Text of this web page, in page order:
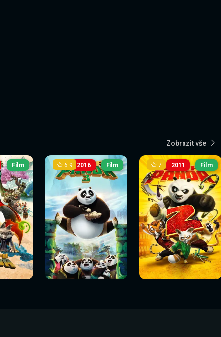
Zobrazit vše
Film 2016
Sledovat
nyní
6.9 Film
Sledovat nyní
2011
Sledovat
nyní
7 Film
Sledovat nyní